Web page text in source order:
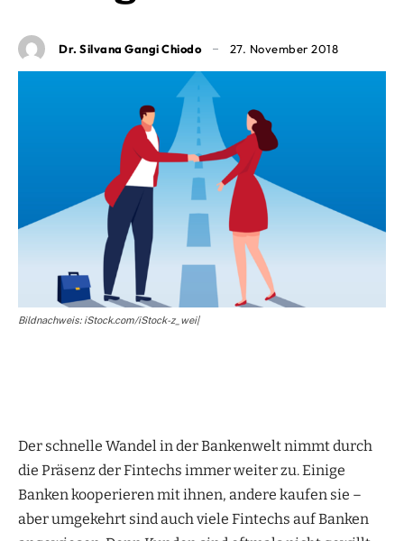
Dr. Silvana Gangi Chiodo 27. November 2018
Bildnachweis: iStock.com/iStock-z_wei|
Der schnelle Wandel in der Bankenwelt nimmt durch
die Präsenz der Fintechs immer weiter zu. Einige
Banken kooperieren mit ihnen, andere kaufen sie –
aber umgekehrt sind auch viele Fintechs auf Banken